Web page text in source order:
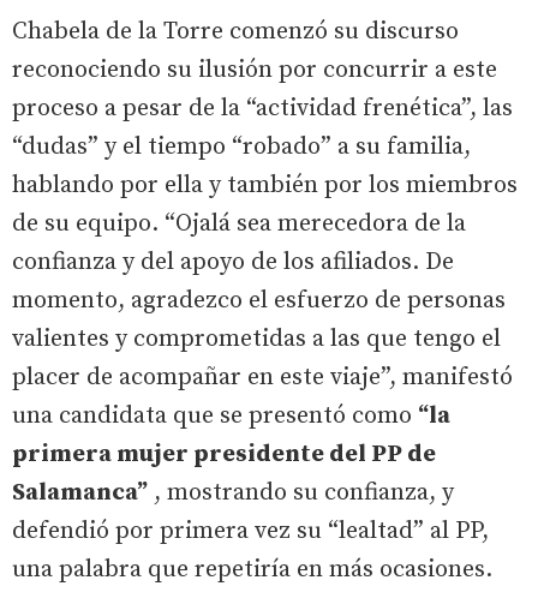
Chabela de la Torre comenzó su discurso
reconociendo su ilusión por concurrir a este
proceso a pesar de la “actividad frenética”, las
“dudas” y el tiempo “robado” a su familia,
hablando por ella y también por los miembros
de su equipo. “Ojalá sea merecedora de la
confianza y del apoyo de los afiliados. De
momento, agradezco el esfuerzo de personas
valientes y comprometidas a las que tengo el
placer de acompañar en este viaje”, manifestó
una candidata que se presentó como “la
primera mujer presidente del PP de
Salamanca” , mostrando su confianza, y
defendió por primera vez su “lealtad” al PP,
una palabra que repetiría en más ocasiones.